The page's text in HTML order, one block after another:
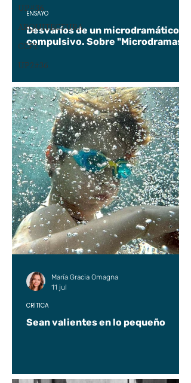
UP#36
ARQUITECTURA
CCF2
UP2#36
Desvaríos de un microdramático
compulsivo. Sobre "Microdramas".
ENSAYO
Sean valientes en lo pequeño
CRÍTICA
María Gracia Omagna
11 jul